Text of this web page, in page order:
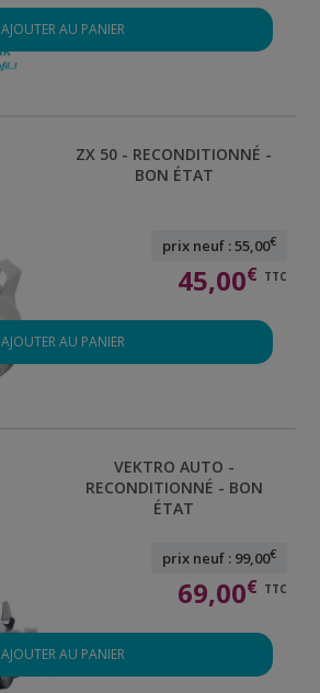
AJOUTER AU PANIER
ZX 50 - RECONDITIONNÉ -
BON ÉTAT
prix neuf : 55,00€
45,00€ TTC
AJOUTER AU PANIER
VEKTRO AUTO -
RECONDITIONNÉ - BON
ÉTAT
prix neuf : 99,00€
69,00€ TTC
AJOUTER AU PANIER